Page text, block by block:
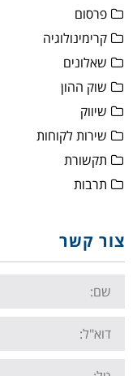
פרסום
קרימינולוגיה
שאלונים
שוק ההון
שיווק
שירות לקוחות
תקשורת
תרבות
צור קשר
Name:
Email:
Tel: